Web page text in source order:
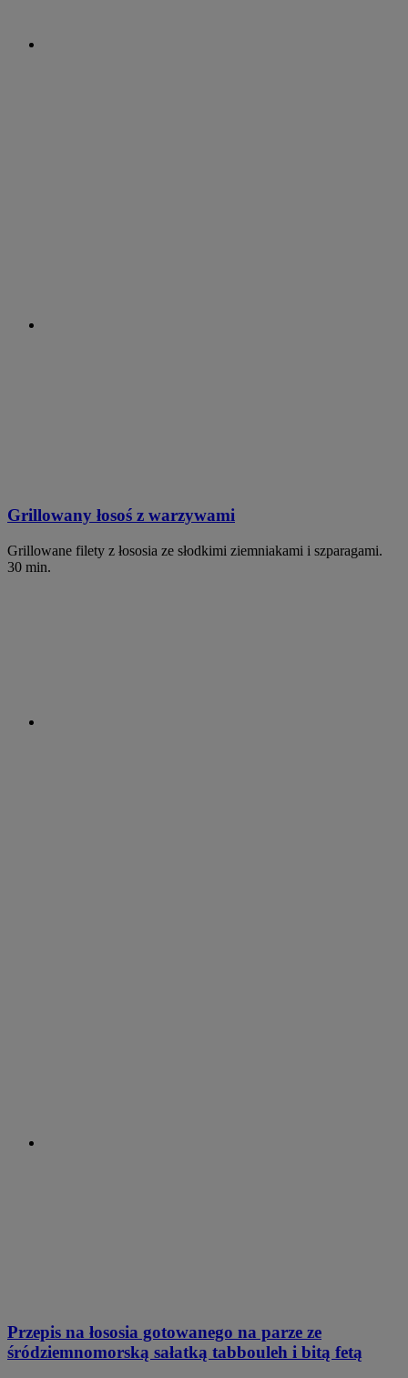
Grillowany łosoś z warzywami
Grillowane filety z łososia ze słodkimi ziemniakami i szparagami.
30 min.
Przepis na łososia gotowanego na parze ze
śródziemnomorską sałatką tabbouleh i bitą fetą